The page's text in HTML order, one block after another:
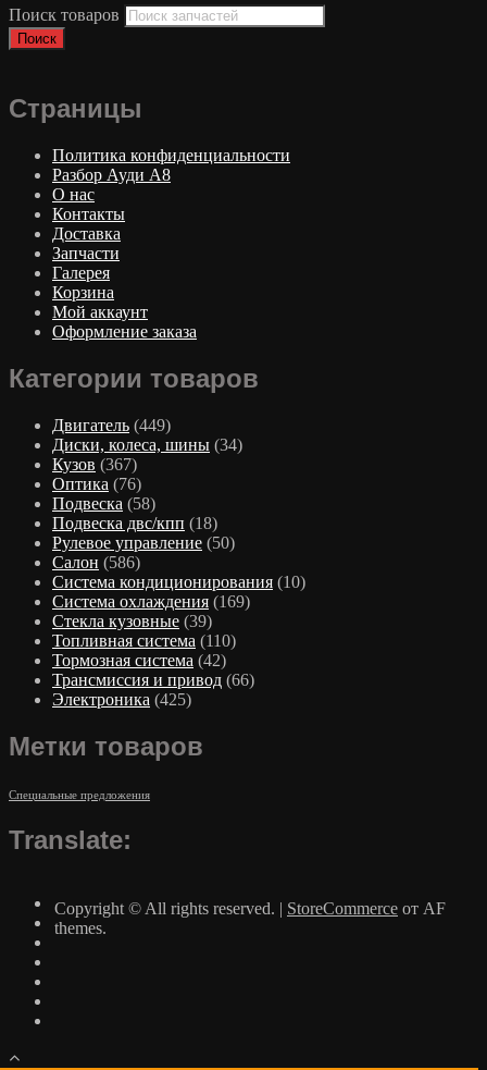
Поиск товаров
Поиск
Страницы
Политика конфиденциальности
Разбор Ауди А8
О нас
Контакты
Доставка
Запчасти
Галерея
Корзина
Мой аккаунт
Оформление заказа
Категории товаров
Двигатель (449)
Диски, колеса, шины (34)
Кузов (367)
Оптика (76)
Подвеска (58)
Подвеска двс/кпп (18)
Рулевое управление (50)
Салон (586)
Система кондиционирования (10)
Система охлаждения (169)
Стекла кузовные (39)
Топливная система (110)
Тормозная система (42)
Трансмиссия и привод (66)
Электроника (425)
Метки товаров
Специальные предложения
Translate:
Copyright © All rights reserved. | StoreCommerce от AF
themes.